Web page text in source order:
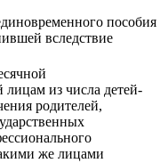
пособия
вследствие
из числа детей-
родителей,
же лицами